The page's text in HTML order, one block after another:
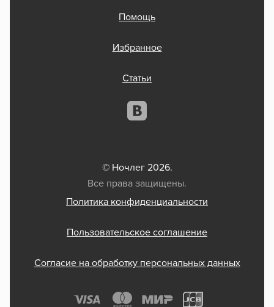
Помощь
Избранное
Статьи
© Ночлег 2026.
Все права защищены.
Политика конфиденциальности
Пользовательское соглашение
Согласие на обработку персональных данных